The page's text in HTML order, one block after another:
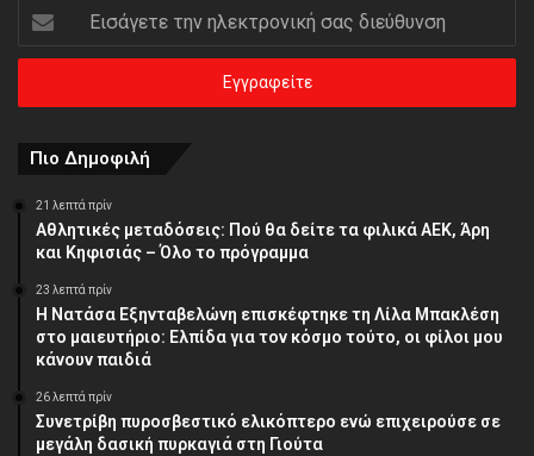
Εισάγετε
την
ηλεκτρονική
διεύθυνση
Πιο Δημοφιλή
21 λεπτά πρίν
Αθλητικές μεταδόσεις: Πού θα δείτε τα φιλικά ΑΕΚ, Άρη
και Κηφισιάς – Όλο το πρόγραμμα
23 λεπτά πρίν
Η Νατάσα Εξηνταβελώνη επισκέφτηκε τη Λίλα Μπακλέση
στο μαιευτήριο: Ελπίδα για τον κόσμο τούτο, οι φίλοι μου
κάνουν παιδιά
26 λεπτά πρίν
Συνετρίβη πυροσβεστικό ελικόπτερο ενώ επιχειρούσε σε
μεγάλη δασική πυρκαγιά στη Γιούτα